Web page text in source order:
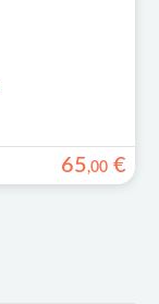
65,00 €